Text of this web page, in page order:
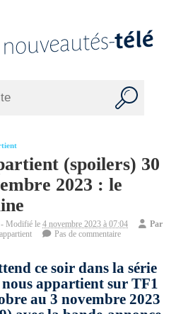
(spoilers) 30
2023 : le
- Modifié le4 novembre 2023 à 07:04
Par
Pas de commentaire
ce soir dans la série
appartient sur TF1
au 3 novembre 2023